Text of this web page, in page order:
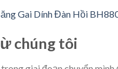
Gai Dính Đàn Hồi
chúng tôi